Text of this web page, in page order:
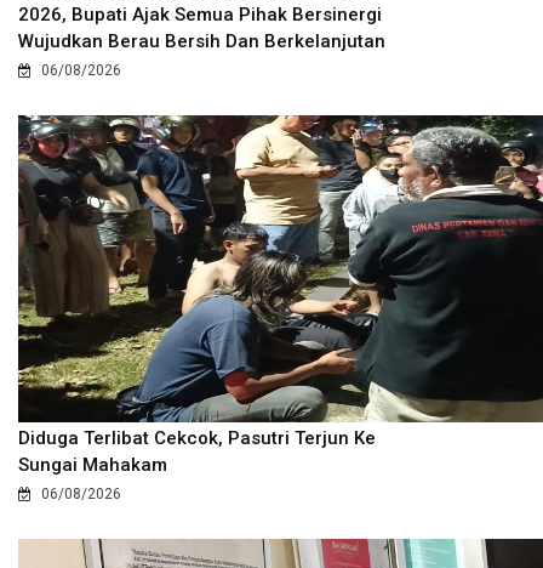
2026, Bupati Ajak Semua Pihak Bersinergi
Wujudkan Berau Bersih Dan Berkelanjutan
06/08/2026
Diduga Terlibat Cekcok, Pasutri Terjun Ke
Sungai Mahakam
06/08/2026